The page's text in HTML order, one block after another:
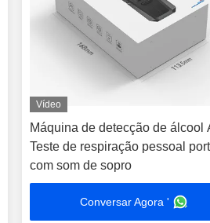
Vídeo
Máquina de detecção de álcool
Teste de respiração pessoal
com som de sopro
Conversar Agora '